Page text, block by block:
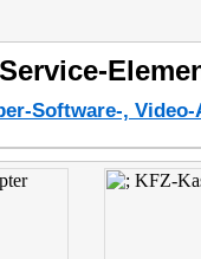
Software-,